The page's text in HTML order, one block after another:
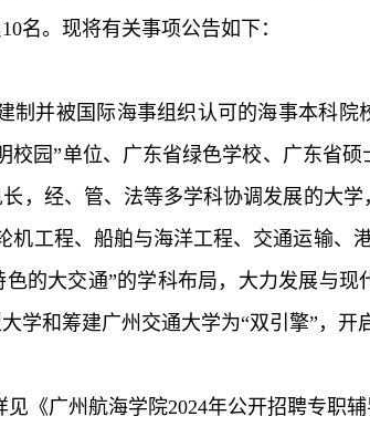
名。现将有关事项公告如下：
制并被国际海事组织认可的海事本科
校园”单位、广东省绿色学校、广东省
，经、管、法等多学科协调发展的大
机工程、船舶与海洋工程、交通运输、
的大交通”的学科布局，大力发展与
学和筹建广州交通大学为“双引擎”，开
《广州航海学院2024年公开招聘专职辅